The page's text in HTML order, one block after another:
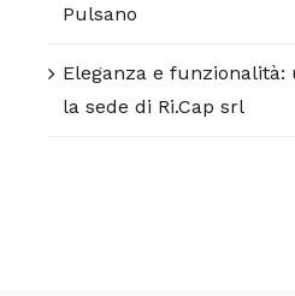
Pulsano
Eleganza e
la sede di Ri.Cap srl